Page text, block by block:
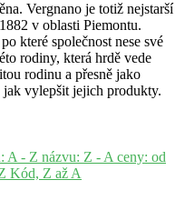
Vergnano je totiž nejstarší
v oblasti Piemontu.
které společnost nese své
rodiny, která hrdě vede
rodinu a přesně jako
vylepšit jejich produkty.
A - Z názvu: Z - A ceny: od
Kód, Z až A